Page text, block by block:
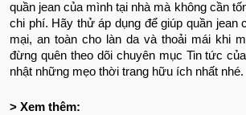
quần jean của mình tại nhà mà không cần
chi phí. Hãy thử áp dụng để giúp quần jean
mại, an toàn cho làn da và thoải mái khi
đừng quên theo dõi chuyên mục Tin tức
nhật những mẹo thời trang hữu ích nhất nhé.
> Xem thêm: